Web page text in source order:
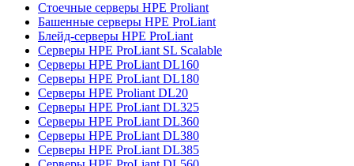
Стоечные серверы HPE Proliant
Башенные серверы HPE ProLiant
Блейд-серверы HPE ProLiant
Серверы HPE ProLiant SL Scalable
Серверы HPE ProLiant DL160
Серверы HPE ProLiant DL180
Серверы HPE Proliant DL20
Серверы HPE ProLiant DL325
Серверы HPE ProLiant DL360
Серверы HPE ProLiant DL380
Серверы HPE ProLiant DL385